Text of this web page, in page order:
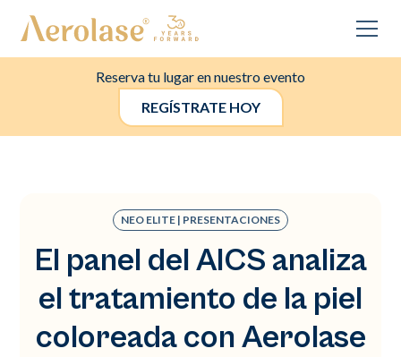
Reserva tu lugar en nuestro evento
REGÍSTRATE HOY
NEO ELITE | PRESENTACIONES
El panel del AICS analiza
el tratamiento de la piel
coloreada con Aerolase